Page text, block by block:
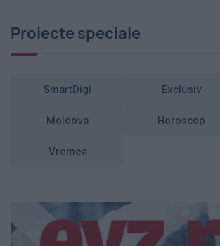
Proiecte speciale
SmartDigi Exclusiv
Moldova Horoscop
Vremea